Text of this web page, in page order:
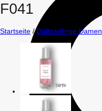
F041
Startseite / Duftzwillinge Damen